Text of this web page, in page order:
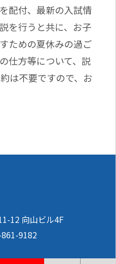
配付、最新の入試情
を行うと共に、お子
ための夏休みの過ご
仕方等について、説
は不要ですので、お
12 向山ビル4F
9182